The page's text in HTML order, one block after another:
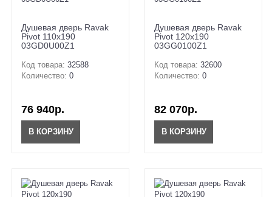
Душевая дверь Ravak
Pivot 110x190
03GD0U00Z1
Код товара: 32588
Количество: 0
76 940р.
В КОРЗИНУ
Душевая дверь Ravak
Pivot 120x190
03GG0100Z1
Код товара: 32600
Количество: 0
82 070р.
В КОРЗИНУ